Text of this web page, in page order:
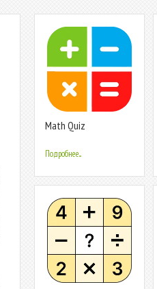
Math Quiz
Подробнее...